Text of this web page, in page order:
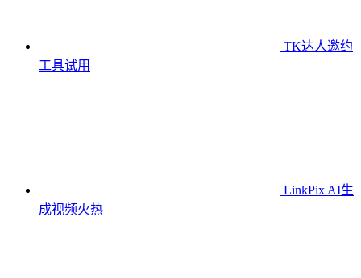
TK达人邀约
工具试用
LinkPix AI生
成视频火热